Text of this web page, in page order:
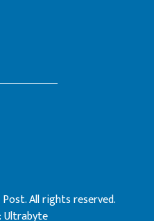
All rights reserved.
Ultrabyte